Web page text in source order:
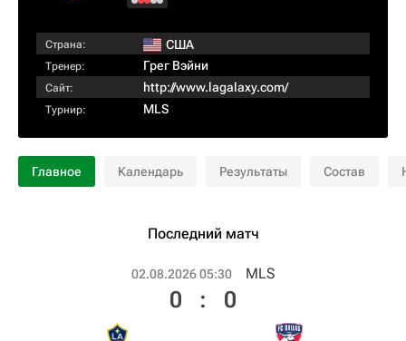
Страна: США
Тренер: Грег Вэйни
Сайт: http://www.lagalaxy.com/
Турнир: MLS
Главное Календарь Результаты Состав
Последний матч
02.08.2026 05:30 MLS
0 : 0